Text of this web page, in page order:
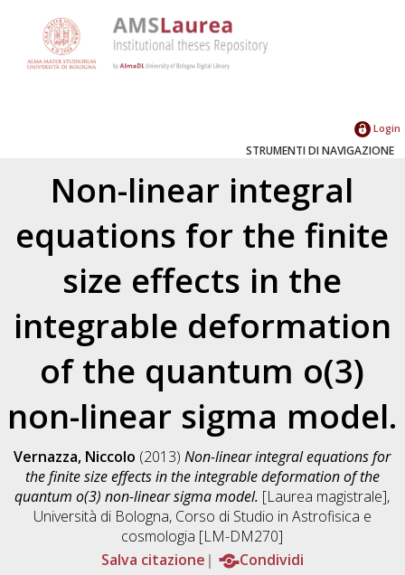
Login
STRUMENTI DI NAVIGAZIONE
Non-linear integral
equations for the finite
size effects in the
integrable deformation
of the quantum o(3)
non-linear sigma model.
Vernazza, Niccolo (2013)Non-linear integral equations for
the finite size effects in the integrable deformation of the
quantum o(3) non-linear sigma model. [Laurea magistrale],
Università di Bologna, Corso di Studio in Astrofisica e
cosmologia [LM-DM270]
Salva citazione
Condividi